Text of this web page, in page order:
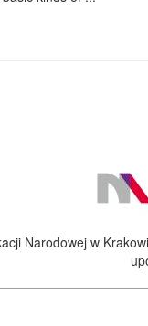
Narodowej w